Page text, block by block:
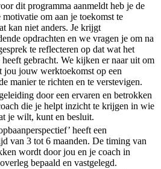
dit programma aanmeldt heb je de
om aan je toekomst te
kan niet anders. Je krijgt
opdrachten en we vragen je om na
te reflecteren op dat wat het
heeft gebracht. We kijken er naar uit om
jou jouw werktoekomst op een
manier te richten en te verstevigen.
door een ervaren en betrokken
die je helpt inzicht te krijgen in wie
je wilt, kunt en besluit.
heeft een
van 3 tot 6 maanden. De timing van
wordt door jou en je coach in
bepaald en vastgelegd.